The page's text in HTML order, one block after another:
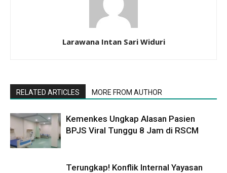
Larawana Intan Sari Widuri
RELATED ARTICLES MORE FROM AUTHOR
Kemenkes Ungkap Alasan Pasien
BPJS Viral Tunggu 8 Jam di RSCM
Terungkap! Konflik Internal Yayasan